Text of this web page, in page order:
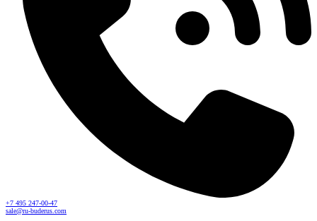
+7 495 247-00-47
sale@ru-buderus.com